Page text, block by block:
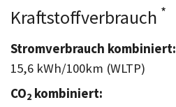
Kraftstoffverbrauch *
Stromverbrauch kombiniert:
15,6 kWh/100km (WLTP)
CO2 kombiniert: